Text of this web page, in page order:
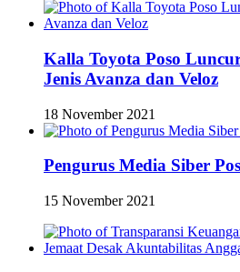
Kalla Toyota Poso
Jenis Avanza dan Veloz
18 November 2021
Pengurus Media Siber
15 November 2021